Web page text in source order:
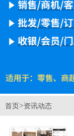
首页>资讯动态